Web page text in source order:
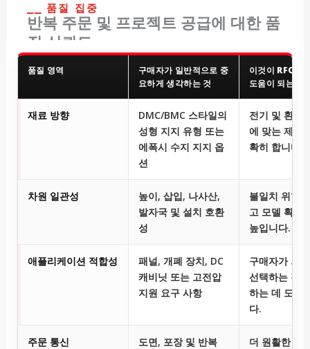
⎯⎯ 품질 집중
반복 주문 및 프로젝트 공급에 대한 품
질 신뢰도
품질 영역
구매자가 일반적으로 중
요하게 생각하는 것
이것이 RFQ에
도움이 되는가
재료 방향
DMC/BMC 스타일의
성형 지지 유형 또는
에폭시 수지 지지 옵
션
전기 및 환경
에 맞는 제품
확히 합니다.
차원 일관성
높이, 삽입, 나사산,
발자국 및 설치 호환
성
불일치 위험
고 모델 확인
높입니다.
애플리케이션 적합성
패널, 개폐 장치, DC
캐비닛 또는 고전압
지원 요구 사항
구매자가 외
선택하는 것
하는 데 도움
다.
주문 통신
도면, 포장 및 반복
더 원활한 공